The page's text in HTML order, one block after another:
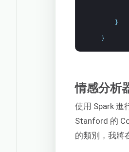
}
}
情感分析
使用 Spark 進
Stanford 的
的類別，我將